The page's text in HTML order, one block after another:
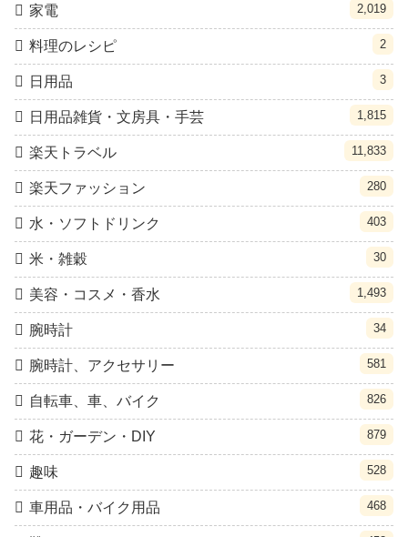
家電 2,019
料理のレシピ 2
日用品 3
日用品雑貨・文房具・手芸 1,815
楽天トラベル 11,833
楽天ファッション 280
水・ソフトドリンク 403
米・雑穀 30
美容・コスメ・香水 1,493
腕時計 34
腕時計、アクセサリー 581
自転車、車、バイク 826
花・ガーデン・DIY 879
趣味 528
車用品・バイク用品 468